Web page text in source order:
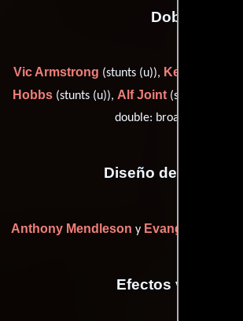
Dobles
Vic Armstrong (stunts (u)), Ken Buckle
Hobbs(stunts (u)), Alf Joint(stunts (u)) y
double: broadsword (u))
Diseño de vestuario
Anthony Mendleson y Evangeline
Efectos visuales